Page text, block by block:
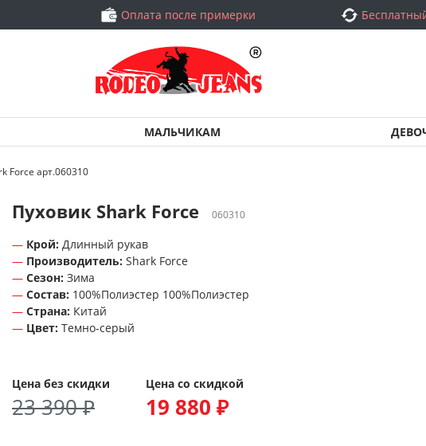
Оплата после примерки
МАЛЬЧИКАМ
Force арт.060310
Пуховик Shark Force 060310
Крой: Длинный рукав
Производитель: Shark Force
Сезон: Зима
Состав: 100%Полиэстер 100%Полиэстер
Страна: Китай
Цвет: Темно-серый
Цена без скидки
23 390 ₽
Цена со скидкой
19 880 ₽